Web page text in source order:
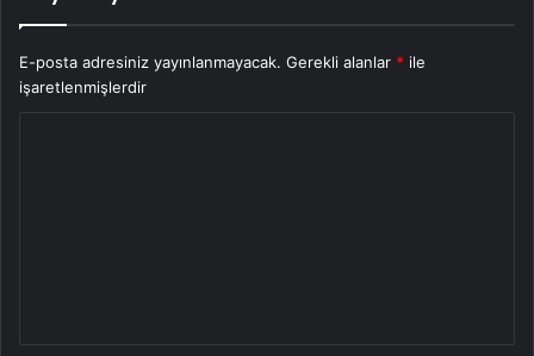
E-posta adresiniz yayınlanmayacak. Gerekli alanlar * ile
işaretlenmişlerdir